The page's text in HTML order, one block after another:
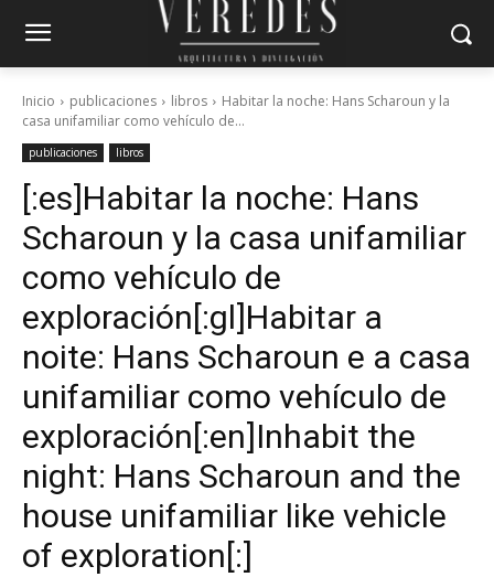
Inicio publicaciones libros
Habitar la noche: Hans Scharoun y la
casa unifamiliar como vehículo de...
publicaciones libros
[:es]Habitar la noche: Hans
Scharoun y la casa unifamiliar
como vehículo de
exploración[:gl]Habitar a
noite: Hans Scharoun e a casa
unifamiliar como vehículo de
exploración[:en]Inhabit the
night: Hans Scharoun and the
house unifamiliar like vehicle
of exploration[:]